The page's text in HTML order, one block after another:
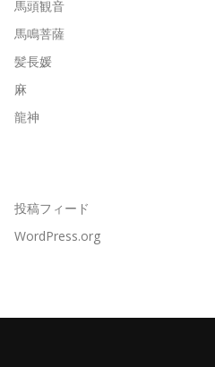
馬頭観音
馬鳴菩薩
髪長媛
麻
龍神
投稿フィード
WordPress.org